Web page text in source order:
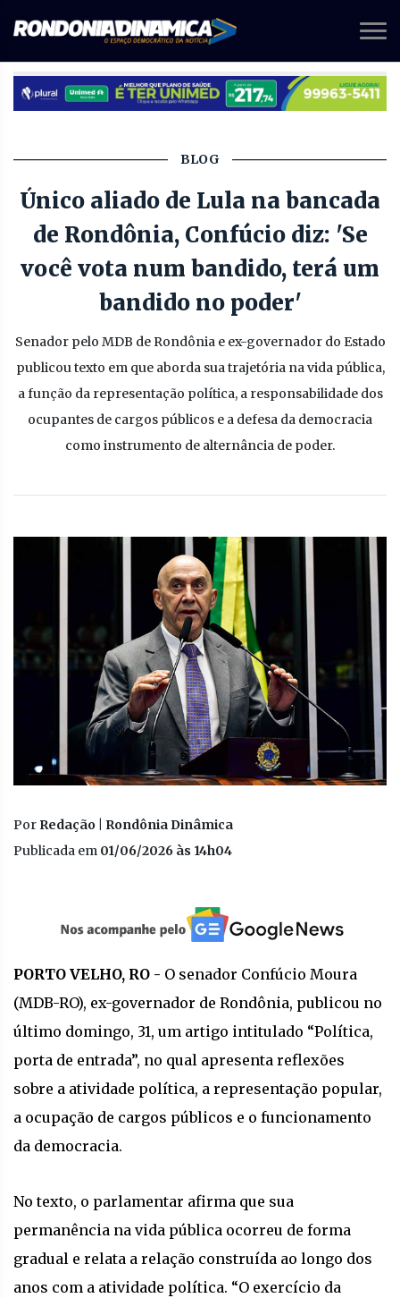
BLOG
Único aliado de Lula na bancada
de Rondônia, Confúcio diz: 'Se
você vota num bandido, terá um
bandido no poder'
Senador pelo MDB de Rondônia e ex-governador do Estado
publicou texto em que aborda sua trajetória na vida pública,
a função da representação política, a responsabilidade dos
ocupantes de cargos públicos e a defesa da democracia
como instrumento de alternância de poder.
Por Redação | Rondônia Dinâmica
Publicada em 01/06/2026 às 14h04
PORTO VELHO, RO - O senador Confúcio Moura
(MDB-RO), ex-governador de Rondônia, publicou no
último domingo, 31, um artigo intitulado “Política,
porta de entrada”, no qual apresenta reflexões
sobre a atividade política, a representação popular,
a ocupação de cargos públicos e o funcionamento
da democracia.
No texto, o parlamentar afirma que sua
permanência na vida pública ocorreu de forma
gradual e relata a relação construída ao longo dos
anos com a atividade política. “O exercício da